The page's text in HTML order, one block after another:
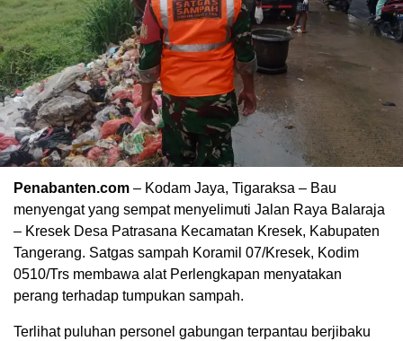
Penabanten.com – Kodam Jaya, Tigaraksa – Bau
menyengat yang sempat menyelimuti Jalan Raya Balaraja
– Kresek Desa Patrasana Kecamatan Kresek, Kabupaten
Tangerang. Satgas sampah Koramil 07/Kresek, Kodim
0510/Trs membawa alat Perlengkapan menyatakan
perang terhadap tumpukan sampah.
Terlihat puluhan personel gabungan terpantau berjibaku